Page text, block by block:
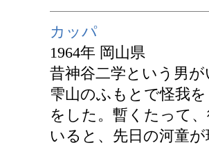
カッパ
1964年 岡山県
昔神谷二学という男
雫山のふもとで怪我
をした。暫くたって
いると、先日の河童